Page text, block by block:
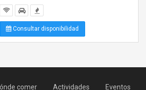
Consultar disponibilidad
comer Actividades Eventos